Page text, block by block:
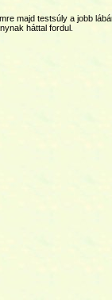
majd testsúly a jobb
háttal fordul.